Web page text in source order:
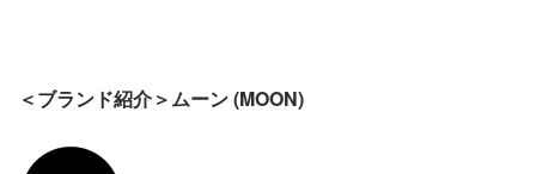
＜ブランド紹介＞ムーン (MOON)